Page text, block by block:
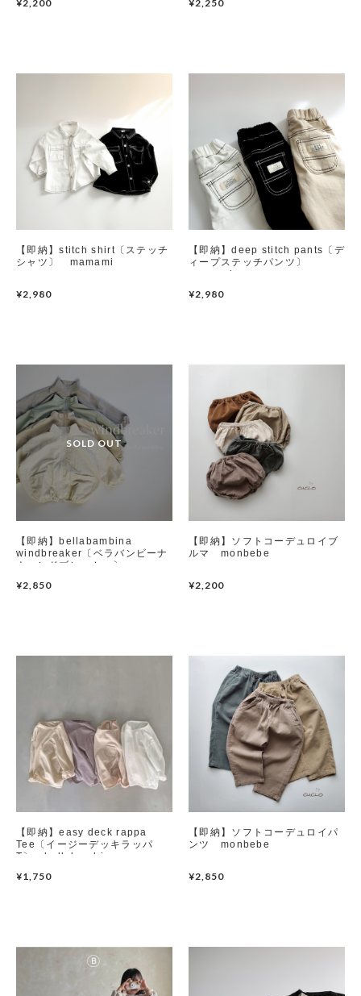
¥2,200 ¥2,250
【即納】stitch shirt〔ステッチ
シャツ〕 mamami
¥2,980
【即納】deep stitch pants〔デ
ィープステッチパンツ〕
mamami
¥2,980
【即納】bellabambina
windbreaker〔ベラバンビーナ
ウィンドブレーカー〕
¥2,850
【即納】ソフトコーデュロイブ
ルマ monbebe
¥2,200
【即納】easy deck rappa
Tee〔イージーデッキラッパ
T〕 bellabambina
¥1,750
【即納】ソフトコーデュロイパ
ンツ monbebe
¥2,850